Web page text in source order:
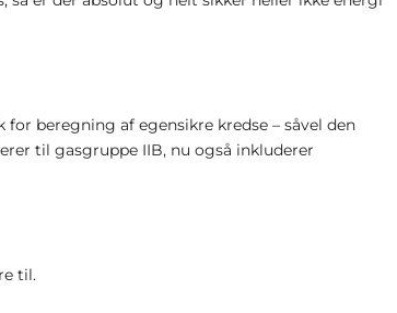
beregning af egensikre kredse – såvel den
til gasgruppe IIB, nu også inkluderer
til.